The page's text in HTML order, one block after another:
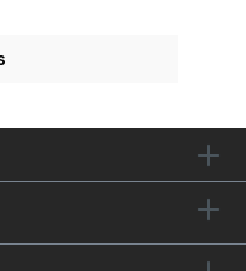
Gemälde "Rolling
im Format 68 x 68
einzeln
Bilderrahmen
Wir
schicken ca. 3
mit
Außenkanten,
Bilderglas.